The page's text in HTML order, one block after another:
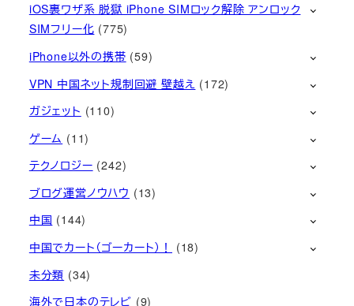
iOS裏ワザ系 脱獄 iPhone SIMロック解除 アンロック
SIMフリー化 (775)
iPhone以外の携帯 (59)
VPN 中国ネット規制回避 壁越え (172)
ガジェット (110)
ゲーム (11)
テクノロジー (242)
ブログ運営ノウハウ (13)
中国 (144)
中国でカート（ゴーカート）！
(18)
未分類 (34)
海外で日本のテレビ (9)